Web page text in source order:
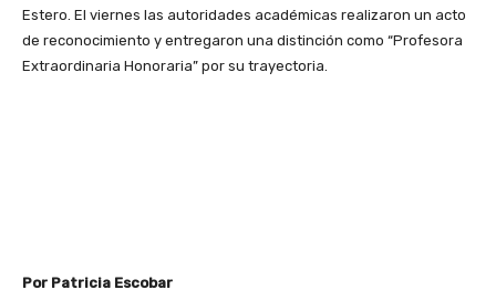
Estero. El viernes las autoridades académicas realizaron un acto
de reconocimiento y entregaron una distinción como “Profesora
Extraordinaria Honoraria” por su trayectoria.
Por Patricia Escobar